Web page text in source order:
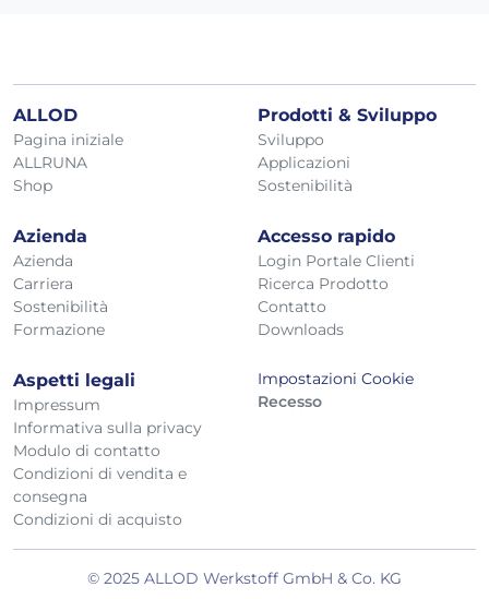
ALLOD
Pagina iniziale
ALLRUNA
Shop
Prodotti & Sviluppo
Sviluppo
Applicazioni
Sostenibilità
Azienda
Azienda
Carriera
Sostenibilità
Formazione
Accesso rapido
Login Portale Clienti
Ricerca Prodotto
Contatto
Downloads
Aspetti legali
Impressum
Informativa sulla privacy
Modulo di contatto
Condizioni di vendita e
consegna
Condizioni di acquisto
Impostazioni Cookie
Recesso
© 2025 ALLOD Werkstoff GmbH & Co. KG